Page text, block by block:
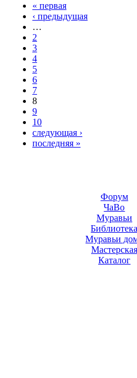
« первая
‹ предыдущая
…
2
3
4
5
6
7
8
9
10
следующая ›
последняя »
Форум
ЧаВо
Муравьи
Муравьи
Мастерская
Каталог